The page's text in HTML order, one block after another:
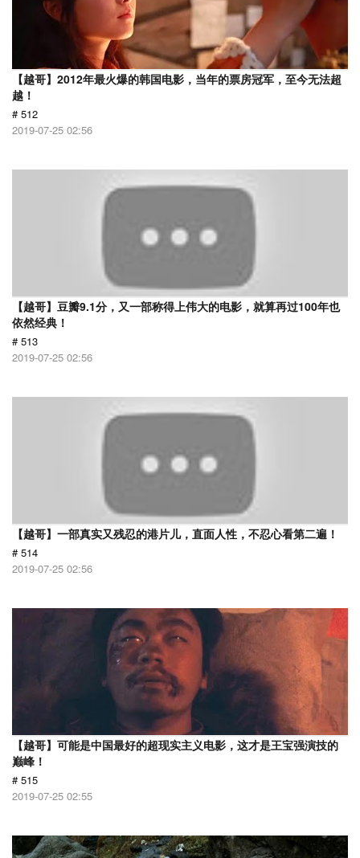
【越哥】2012年最火爆的韩国电影，当年的票房冠军，至今无法超
越！
# 512
2019-07-25 02:56
【越哥】豆瓣9.1分，又一部称得上伟大的电影，就算再过100年也
依然经典！
# 513
2019-07-25 02:56
【越哥】一部真实又残忍的港片儿，直面人性，不忍心看第二遍！
# 514
2019-07-25 02:56
【越哥】可能是中国最好的超现实主义电影，这才是王宝强演技的
巅峰！
# 515
2019-07-25 02:55